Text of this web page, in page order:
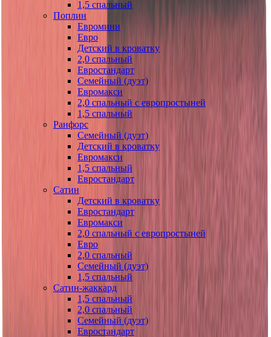
1,5 спальный
Поплин
Евромини
Евро
Детский в кроватку
2,0 спальный
Евростандарт
Семейный (дуэт)
Евромакси
2,0 спальный с европростыней
1,5 спальный
Ранфорс
Семейный (дуэт)
Детский в кроватку
Евромакси
1,5 спальный
Евростандарт
Сатин
Детский в кроватку
Евростандарт
Евромакси
2,0 спальный с европростыней
Евро
2,0 спальный
Семейный (дуэт)
1,5 спальный
Сатин-жаккард
1,5 спальный
2,0 спальный
Семейный (дуэт)
Евростандарт